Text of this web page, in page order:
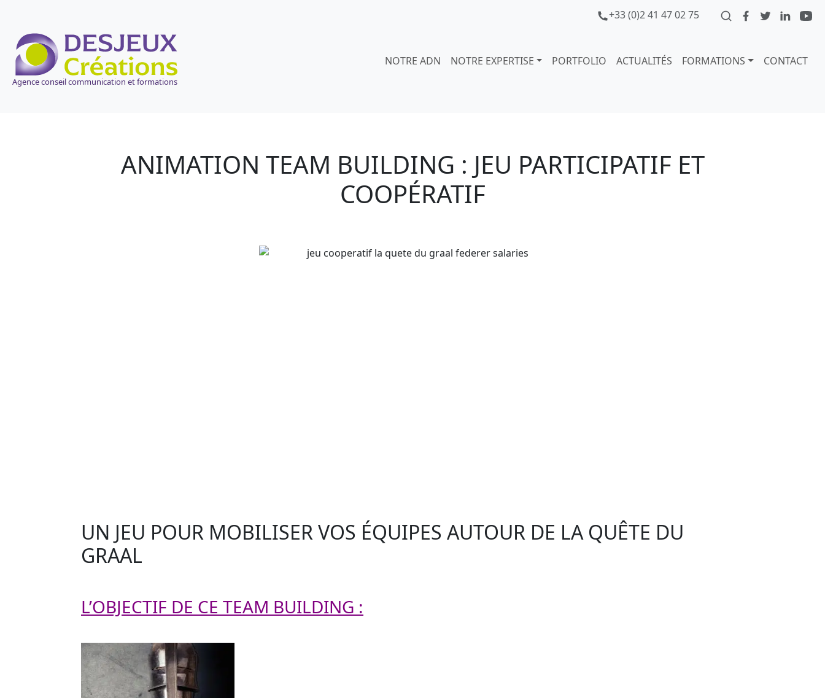
+33 (0)2 41 47 02 75
Agence conseil communication et formations
NOTRE ADN NOTRE EXPERTISE PORTFOLIO ACTUALITÉS FORMATIONS CONTACT
ANIMATION TEAM BUILDING : JEU PARTICIPATIF ET
COOPÉRATIF
UN JEU POUR MOBILISER VOS ÉQUIPES AUTOUR DE LA QUÊTE DU
GRAAL
L’OBJECTIF DE CE TEAM BUILDING :